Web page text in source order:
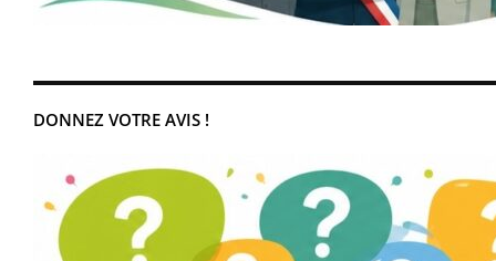
DONNEZ VOTRE AVIS !